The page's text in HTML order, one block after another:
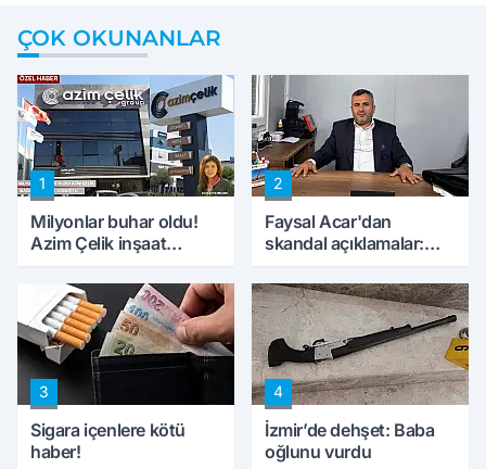
ÇOK OKUNANLAR
1
Milyonlar buhar oldu!
Azim Çelik inşaat
konuştu
2
Faysal Acar'dan
skandal açıklamalar:
peynircilerimizi de
kıskaca aldı, müdahale
ettik'
3
Sigara içenlere kötü
haber!
4
İzmir’de dehşet: Baba
oğlunu vurdu